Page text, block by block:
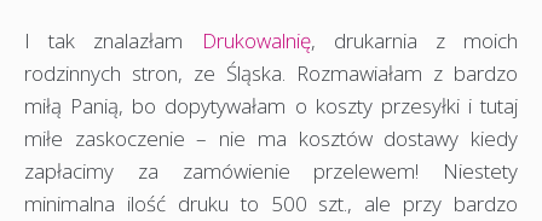
I tak znalazłam Drukowalnię, drukarnia z moich
rodzinnych stron, ze Śląska. Rozmawiałam z bardzo
miłą Panią, bo dopytywałam o koszty przesyłki i tutaj
miłe zaskoczenie – nie ma kosztów dostawy kiedy
zapłacimy za zamówienie przelewem! Niestety
minimalna ilość druku to 500 szt., ale przy bardzo